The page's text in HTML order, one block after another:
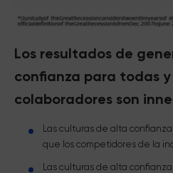
Los resultados de
confianza para todas
colaboradores son
Las culturas de alta
que los competidores de la
Las culturas de alta